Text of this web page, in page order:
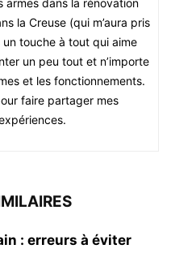
armes dans la rénovation
la Creuse (qui m’aura pris
un touche à tout qui aime
un peu tout et n’importe
et les fonctionnements.
faire partager mes
: erreurs à éviter